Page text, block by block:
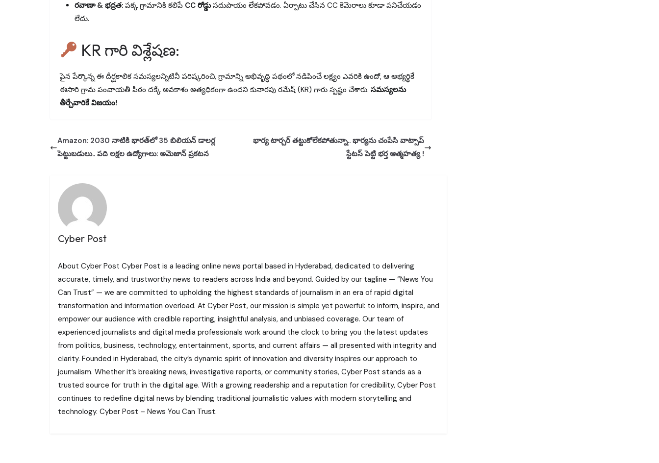
రవాణా & భద్రత: పక్క గ్రామానికి కలిపే CC రోడ్డుసదుపాయం లేకపోవడం. ఏర్పాటు చేసిన CC కెమెరాలు కూడా పనిచేయడం
లేదు.
KR గారి విశ్లేషణ:
పైన పేర్కొన్న ఈ దీర్ఘకాలిక సమస్యలన్నిటినీ పరిష్కరించి, గ్రామాన్ని అభివృద్ధి పథంలో నడిపించే లక్ష్యం ఎవరికి ఉందో, ఆ అభ్యర్థికే
ఈసారి గ్రామ పంచాయతీ పీఠం దక్కే అవకాశం అత్యధికంగా ఉందని కునారపు రమేష్ (KR) గారు స్పష్టం చేశారు. సమస్యలను
తీర్చేవారికే విజయం!
Amazon: 2030 నాటికి భారత్‌లో 35 బిలియన్‌ డాలర్ల
పెట్టుబడులు.. పది లక్షల ఉద్యోగాలు: అమెజాన్ ప్రకటన
భార్య టార్చర్ తట్టుకోలేకపోతున్నా.. భార్యను చంపేసి వాట్సాప్
స్టేటస్ పెట్టి భర్త ఆత్మహత్య !
Cyber Post
About Cyber Post Cyber Post is a leading online news portal based in Hyderabad, dedicated to delivering
accurate, timely, and trustworthy news to readers across India and beyond. Guided by our tagline — “News You
Can Trust” — we are committed to upholding the highest standards of journalism in an era of rapid digital
transformation and information overload. At Cyber Post, our mission is simple yet powerful: to inform, inspire, and
empower our audience with credible reporting, insightful analysis, and unbiased coverage. Our team of
experienced journalists and digital media professionals work around the clock to bring you the latest updates
from politics, business, technology, entertainment, sports, and current affairs — all presented with integrity and
clarity. Founded in Hyderabad, the city’s dynamic spirit of innovation and diversity inspires our approach to
journalism. Whether it’s breaking news, investigative reports, or community stories, Cyber Post stands as a
trusted source for truth in the digital age. With a growing readership and a reputation for credibility, Cyber Post
continues to redefine digital news by blending traditional journalistic values with modern storytelling and
technology. Cyber Post – News You Can Trust.